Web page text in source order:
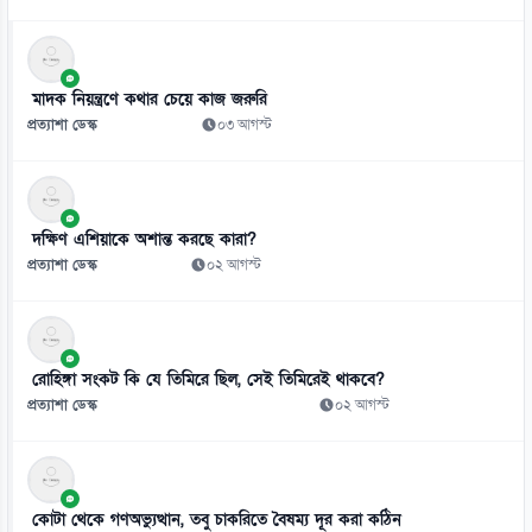
ভিসা নিয়ে সতর্ক করলো ভারতীয় হাইকমিশন
০৬ আগস্ট
৯
০৬ আগস্ট
১০
রাষ্ট্রপতি নির্বাচনের তারিখ ঘোষণা
১১
সালমান খানকে প্রতারণার মামলায় আদালতে তলব
০৬ আগস্ট
১২
মিরাজের সেঞ্চুরিতে প্রথম ইনিংসে টাইগারদের সংগ্রহ ২৬৩ রান
০৬ আগস্ট
মাদক নিয়ন্ত্রণে কথার চেয়ে কাজ জরুরি
প্রত্যাশা ডেস্ক ০৩ আগস্ট
দক্ষিণ এশিয়াকে অশান্ত করছে কারা?
প্রত্যাশা ডেস্ক ০২ আগস্ট
রোহিঙ্গা সংকট কি যে তিমিরে ছিল, সেই তিমিরেই থাকবে?
প্রত্যাশা ডেস্ক ০২ আগস্ট
কোটা থেকে গণঅভ্যুত্থান, তবু চাকরিতে বৈষম্য দূর করা কঠিন